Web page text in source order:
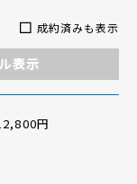
成約済みも表示
表示
円